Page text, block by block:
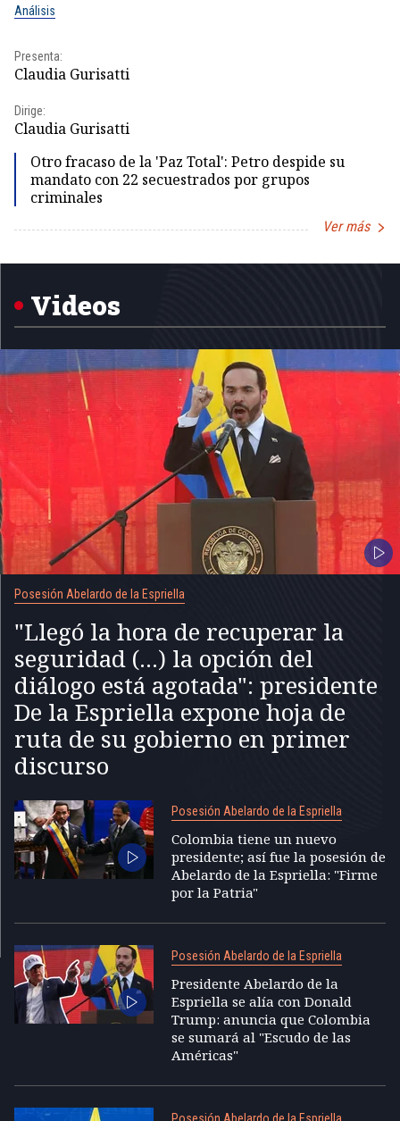
Análisis
Presenta:
Claudia Gurisatti
Dirige:
Claudia Gurisatti
Otro fracaso de la 'Paz Total': Petro despide su
mandato con 22 secuestrados por grupos
criminales
Ver más
1
Videos
Posesión Abelardo de la Espriella
"Llegó la hora de recuperar la
seguridad (...) la opción del
diálogo está agotada": presidente
De la Espriella expone hoja de
ruta de su gobierno en primer
discurso
Posesión Abelardo de la Espriella
Colombia tiene un nuevo
presidente; así fue la posesión de
Abelardo de la Espriella: "Firme
por la Patria"
Posesión Abelardo de la Espriella
Presidente Abelardo de la
Espriella se alía con Donald
Trump: anuncia que Colombia
se sumará al "Escudo de las
Américas"